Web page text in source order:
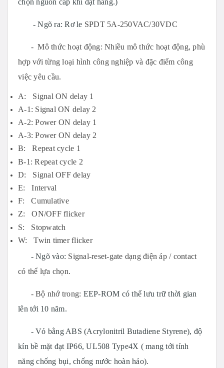
- Ngõ ra: Rơ le SPDT 5A-250VAC/30VDC
- Mô thức hoạt động: Nhiều mô thức hoạt động, phù
hợp với từng loại hình công nghiệp và đặc điểm công
việc yêu cầu.
A: Signal ON delay 1
A-1: Signal ON delay 2
A-2: Power ON delay 1
A-3: Power ON delay 2
B: Repeat cycle 1
B-1: Repeat cycle 2
D: Signal OFF delay
E: Interval
F: Cumulative
Z: ON/OFF flicker
S: Stopwatch
W: Twin timer flicker
- Ngõ vào: Signal-reset-gate dạng điện áp / contact
có thể lựa chọn.
- Bộ nhớ trong: EEP-ROM có thể lưu trữ thời gian
lên tới 10 năm.
- Vỏ bằng ABS (Acrylonitril Butadiene Styrene), độ
kín bề mặt đạt IP66, UL508 Type4X ( mang tới tính
năng chống bụi, chống nước hoàn hảo).